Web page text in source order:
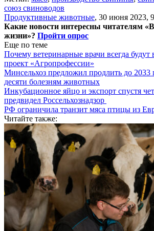
союз свиноводов
Продуктивные животные, 30 июня 2023,
Какие новости интересны читателям
жизни»? Пройти опрос
Еще по теме
Почему ветеринарные врачи всегда
проект «Агропрофессии»
Минсельхоз предложил продлить до 2033
десяти болезням животных
Инкубационное яйцо и экспорт спустя
предвидел Россельхознадзор
РФ ограничила транзит мяса птицы из
Читайте также: